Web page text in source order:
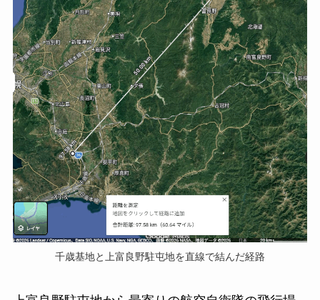
千歳基地と上富良野駐屯地を直線で結んだ経路